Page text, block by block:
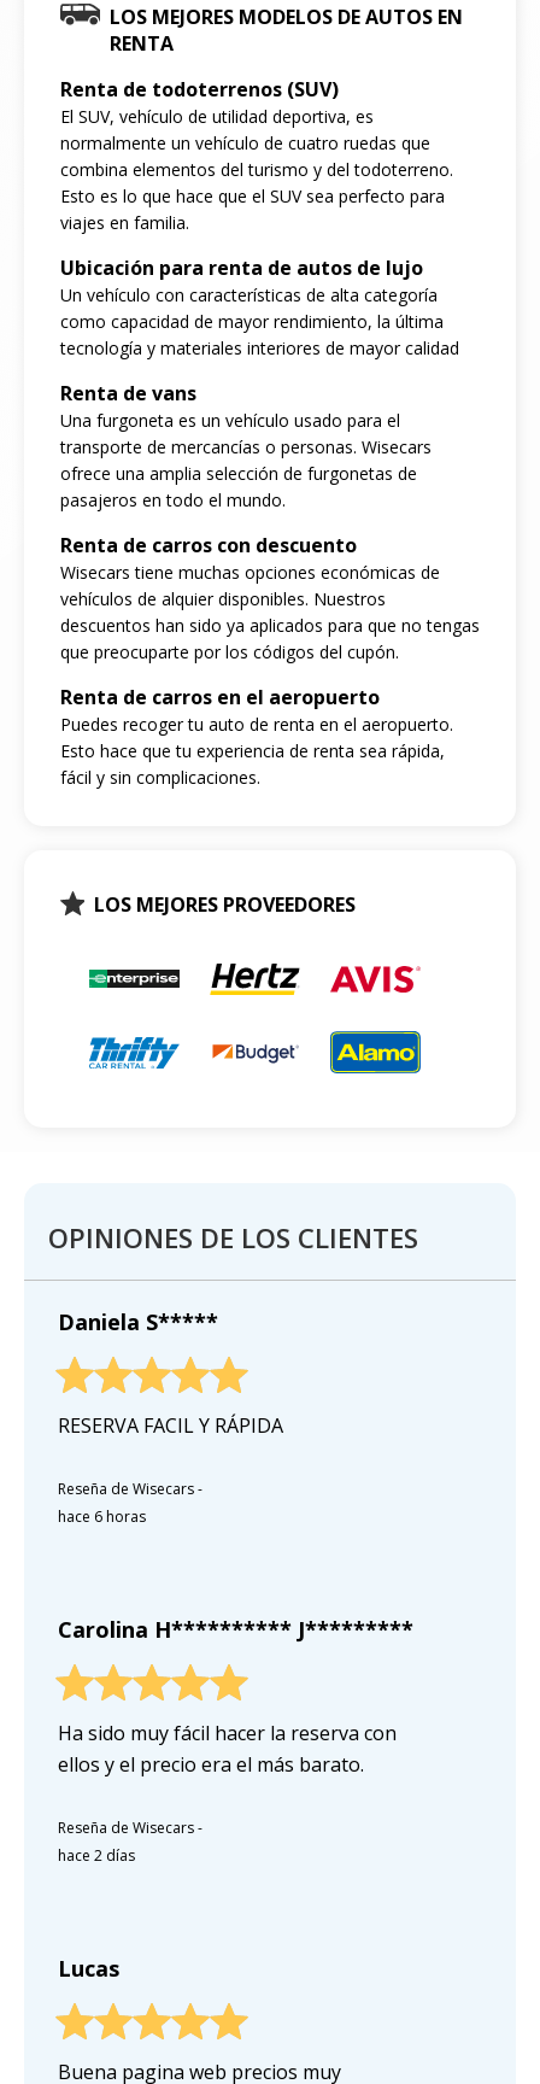
LOS MEJORES MODELOS DE AUTOS EN
RENTA
Renta de todoterrenos (SUV)
El SUV, vehículo de utilidad deportiva, es
normalmente un vehículo de cuatro ruedas que
combina elementos del turismo y del todoterreno.
Esto es lo que hace que el SUV sea perfecto para
viajes en familia.
Ubicación para renta de autos de lujo
Un vehículo con características de alta categoría
como capacidad de mayor rendimiento, la última
tecnología y materiales interiores de mayor calidad
Renta de vans
Una furgoneta es un vehículo usado para el
transporte de mercancías o personas. Wisecars
ofrece una amplia selección de furgonetas de
pasajeros en todo el mundo.
Renta de carros con descuento
Wisecars tiene muchas opciones económicas de
vehículos de alquier disponibles. Nuestros
descuentos han sido ya aplicados para que no tengas
que preocuparte por los códigos del cupón.
Renta de carros en el aeropuerto
Puedes recoger tu auto de renta en el aeropuerto.
Esto hace que tu experiencia de renta sea rápida,
fácil y sin complicaciones.
LOS MEJORES PROVEEDORES
OPINIONES DE LOS CLIENTES
Daniela S*****
RESERVA FACIL Y RÁPIDA
Reseña de Wisecars-
hace 6 horas
Carolina H********** J*********
Ha sido muy fácil hacer la reserva con
ellos y el precio era el más barato.
Reseña de Wisecars-
hace 2 días
Lucas
Buena pagina web precios muy